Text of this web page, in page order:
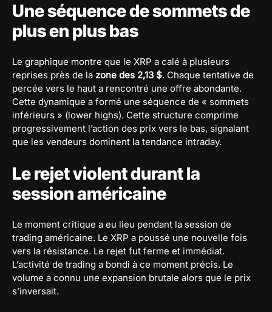
Une séquence de sommets de
plus en plus bas
Le graphique montre que le XRP a calé à plusieurs
reprises près de la zone des 2,13 $. Chaque tentative de
percée vers le haut a rencontré une offre abondante.
Cette dynamique a formé une séquence de « sommets
inférieurs » (lower highs). Cette structure comprime
progressivement l’action des prix vers le bas, signalant
que les vendeurs dominent la tendance intraday.
Le rejet violent durant la
session américaine
Le moment critique a eu lieu pendant la session de
trading américaine. Le XRP a poussé une nouvelle fois
vers la résistance. Le rejet fut ferme et immédiat.
L’activité de trading a bondi à ce moment précis. Le
volume a connu une expansion brutale alors que le prix
s’inversait.